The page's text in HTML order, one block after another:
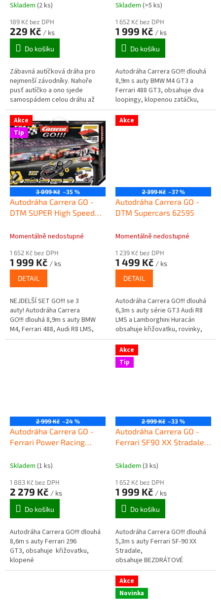
Skladem (2 ks)
189 Kč bez DPH
229 Kč / ks
Do košíku
Zábavná autíčková dráha pro
nejmenší závodníky. Nahoře
pusť autíčko a ono sjede
samospádem celou dráhu až
dolů. K dráze patří 4 autíčka
různých barev. Dítě si užije
spoustu...
Skladem (>5 ks)
1 652 Kč bez DPH
1 999 Kč / ks
Do košíku
Autodráha Carrera GO!!! dlouhá
8,9m s auty BMW M4 GT3 a
Ferrari 488 GT3, obsahuje dva
loopingy, klopenou zatáčku,
kolmou stěnu, rovinky, zatáčky,
díl s počítadlem kol a další...
Akce
Tip
3 099 Kč –35 %
Autodráha Carrera GO -
DTM SUPER High Speed
Momentálně nedostupné
1 652 Kč bez DPH
1 999 Kč / ks
DETAIL
NEJDELŠÍ SET GO!!! se 3
auty! Autodráha Carrera
GO!!! dlouhá 8,9m s auty BMW
M4, Ferrari 488, Audi R8 LMS,
obsahuje přemostění, rovinky,
Akce
2 399 Kč –37 %
Autodráha Carrera GO -
DTM Supercars 62595
Momentálně nedostupné
1 239 Kč bez DPH
1 499 Kč / ks
DETAIL
Autodráha Carrera GO!!! dlouhá
6,3m s auty série GT3 Audi R8
LMS a Lamborghini Huracán
obsahuje křižovatku, rovinky,
zatáčky, klopenou zatáčku,
looping, díl s...
2 999 Kč –24 %
Autodráha Carrera GO -
Ferrari Power Racing
Skladem (1 ks)
1 883 Kč bez DPH
2 279 Kč / ks
Do košíku
Autodráha Carrera GO!!! dlouhá
8,6m s auty Ferrari 296
GT3, obsahuje křižovatku,
klopené
zatáčky, dlouhé rovinky, zůžení
Akce
Tip
2 999 Kč –33 %
Autodráha Carrera GO -
Ferrari SF90 XX Stradale
Skladem (3 ks)
1 652 Kč bez DPH
1 999 Kč / ks
Do košíku
Autodráha Carrera GO!!! dlouhá
5,3m s auty Ferrari SF-90 XX
Stradale,
obsahuje BEZDRÁTOVÉ
ovladače, looping, křižovatku,
rovinky, zatáčky, díl s
počítadlem...
Akce
Novinka